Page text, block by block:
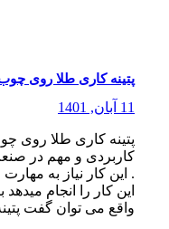
پتینه کاری طلا روی
11 آبان, 1401
پتینه کاری طلا روی
کاربردی و مهم در
. این کار نیاز به
این کار را انجام میدهد
واقع می توان گفت